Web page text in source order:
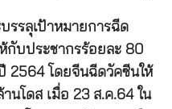
รรลุเป้าหมายการฉีด
กับประชากรร้อยละ 80
2564 โดยจีนฉีดวัคซีนให้
นโดส เมื่อ 23 ส.ค.64 ใน